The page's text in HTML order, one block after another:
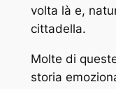
volta là e,
cittadella.
Molte di
storia